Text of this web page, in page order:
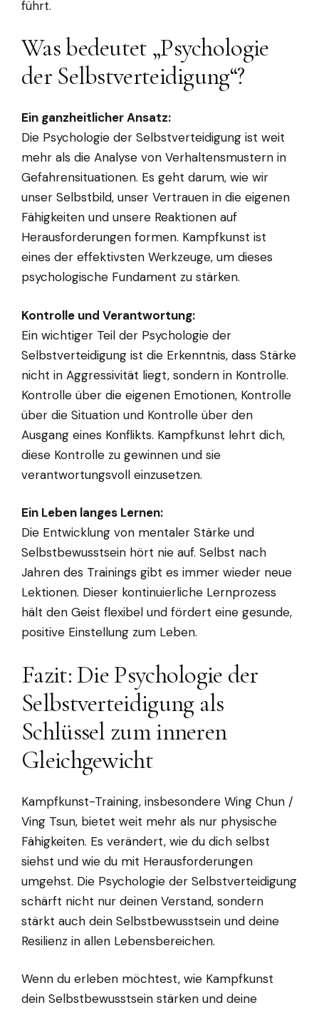
führt.
Was bedeutet „Psychologie
der Selbstverteidigung“?
Ein ganzheitlicher Ansatz:
Die Psychologie der Selbstverteidigung ist weit
mehr als die Analyse von Verhaltensmustern in
Gefahrensituationen. Es geht darum, wie wir
unser Selbstbild, unser Vertrauen in die eigenen
Fähigkeiten und unsere Reaktionen auf
Herausforderungen formen. Kampfkunst ist
eines der effektivsten Werkzeuge, um dieses
psychologische Fundament zu stärken.
Kontrolle und Verantwortung:
Ein wichtiger Teil der Psychologie der
Selbstverteidigung ist die Erkenntnis, dass Stärke
nicht in Aggressivität liegt, sondern in Kontrolle.
Kontrolle über die eigenen Emotionen, Kontrolle
über die Situation und Kontrolle über den
Ausgang eines Konflikts. Kampfkunst lehrt dich,
diese Kontrolle zu gewinnen und sie
verantwortungsvoll einzusetzen.
Ein Leben langes Lernen:
Die Entwicklung von mentaler Stärke und
Selbstbewusstsein hört nie auf. Selbst nach
Jahren des Trainings gibt es immer wieder neue
Lektionen. Dieser kontinuierliche Lernprozess
hält den Geist flexibel und fördert eine gesunde,
positive Einstellung zum Leben.
Fazit: Die Psychologie der
Selbstverteidigung als
Schlüssel zum inneren
Gleichgewicht
Kampfkunst-Training, insbesondere Wing Chun /
Ving Tsun, bietet weit mehr als nur physische
Fähigkeiten. Es verändert, wie du dich selbst
siehst und wie du mit Herausforderungen
umgehst. Die Psychologie der Selbstverteidigung
schärft nicht nur deinen Verstand, sondern
stärkt auch dein Selbstbewusstsein und deine
Resilienz in allen Lebensbereichen.
Wenn du erleben möchtest, wie Kampfkunst
dein Selbstbewusstsein stärken und deine